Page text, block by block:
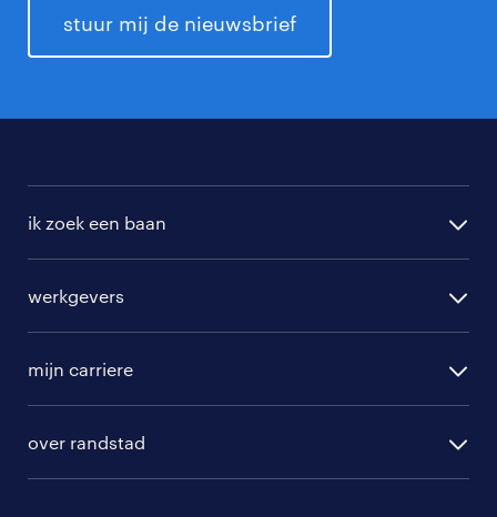
stuur mij de nieuwsbrief
ik zoek een baan
randstad professional
randstad digital
werkgevers
hr-diensten
branches
mijn carriere
over randstad